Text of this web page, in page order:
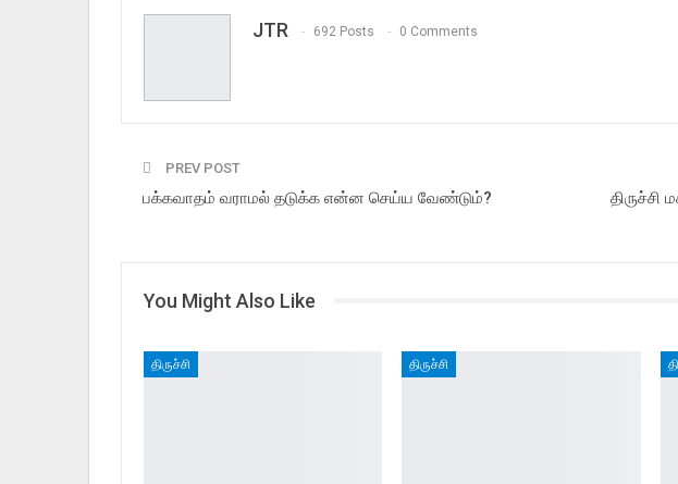
JTR 692 Posts 0 Comments
PREV POST
பக்கவாதம் வராமல் தடுக்க என்ன செய்ய வேண்டும்? திருச்சி
You Might Also Like
திருச்சி திருச்சி